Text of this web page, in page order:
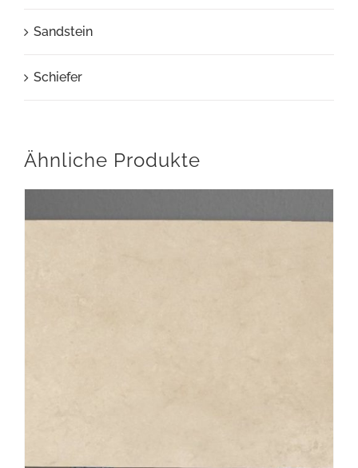
Sandstein
Schiefer
Ähnliche Produkte